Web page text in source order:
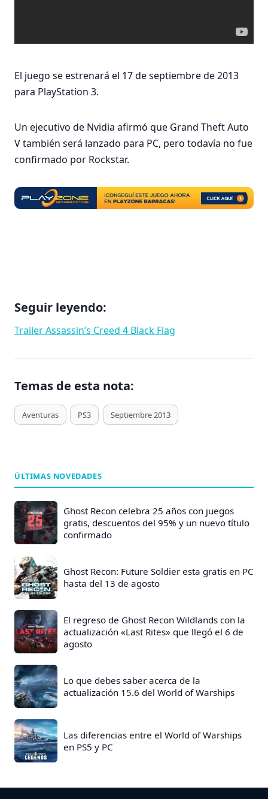
El juego se estrenará el 17 de septiembre de 2013
para PlayStation 3.
Un ejecutivo de Nvidia afirmó que Grand Theft Auto
V también será lanzado para PC, pero todavía no fue
confirmado por Rockstar.
Seguir leyendo:
Trailer Assassin’s Creed 4 Black Flag
Temas de esta nota:
T
a
d
e
E
n
t
a
d
a
s
:
Aventuras PS3 Septiembre 2013
ÚLTIMAS NOVEDADES
Ghost Recon celebra 25 años con juegos
gratis, descuentos del 95% y un nuevo título
confirmado
Ghost Recon: Future Soldier esta gratis en PC
hasta del 13 de agosto
El regreso de Ghost Recon Wildlands con la
actualización «Last Rites» que llegó el 6 de
agosto
Lo que debes saber acerca de la
actualización 15.6 del World of Warships
Las diferencias entre el World of Warships
en PS5 y PC